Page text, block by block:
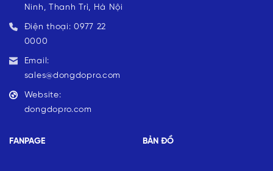
Ninh, Thanh Trì, Hà Nội
Điện thoại: 0977 22
0000
Email:
sales@dongdopro.com
Website:
dongdopro.com
FANPAGE BẢN ĐỒ